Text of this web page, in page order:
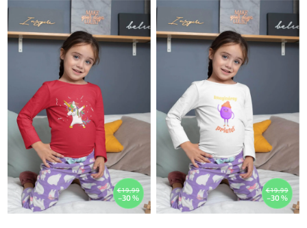
€19,99
–30 %
€19,99
–30 %